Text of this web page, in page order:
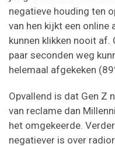
negatieve houding ten
van hen kijkt een online
kunnen klikken nooit af.
paar seconden weg
helemaal afgekeken
Opvallend is dat Gen Z
van reclame dan
het omgekeerde.
negatiever is over